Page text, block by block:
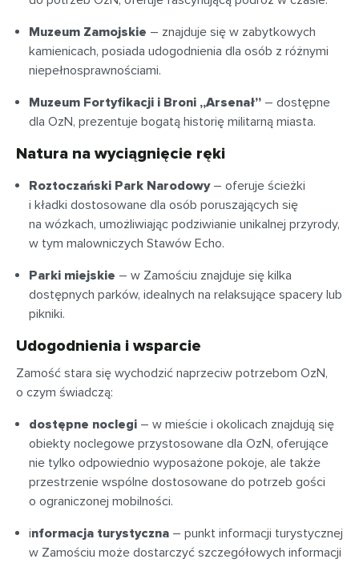
Muzeum Zamojskie – znajduje się w zabytkowych
kamienicach, posiada udogodnienia dla osób z różnymi
niepełnosprawnościami.
Muzeum Fortyfikacji i Broni „Arsenał” – dostępne
dla OzN, prezentuje bogatą historię militarną miasta.
Natura na wyciągnięcie ręki
Roztoczański Park Narodowy– oferuje ścieżki
i kładki dostosowane dla osób poruszających się
na wózkach, umożliwiając podziwianie unikalnej przyrody,
w tym malowniczych Stawów Echo.
Parki miejskie – w Zamościu znajduje się kilka
dostępnych parków, idealnych na relaksujące spacery lub
pikniki.
Udogodnienia i wsparcie
Zamość stara się wychodzić naprzeciw potrzebom OzN,
o czym świadczą:
dostępne noclegi – w mieście i okolicach znajdują się
obiekty noclegowe przystosowane dla OzN, oferujące
nie tylko odpowiednio wyposażone pokoje, ale także
przestrzenie wspólne dostosowane do potrzeb gości
o ograniczonej mobilności.
informacja turystyczna – punkt informacji turystycznej
w Zamościu może dostarczyć szczegółowych informacji